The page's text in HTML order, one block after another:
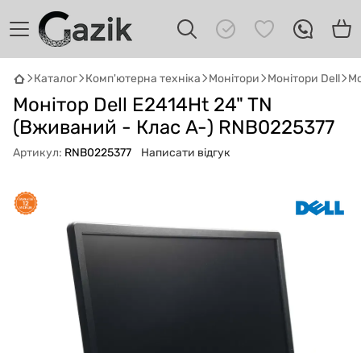
Каталог Комп'ютерна техніка Монітори Монітори Dell
Монітор Dell E2414Ht 24" TN
(Вживаний - Клас A-) RNB0225377
Артикул: RNB0225377 Написати відгук
AI
Онлайн · пошук техніки
Привіт! 👋 Я Gazik AI — допоможу